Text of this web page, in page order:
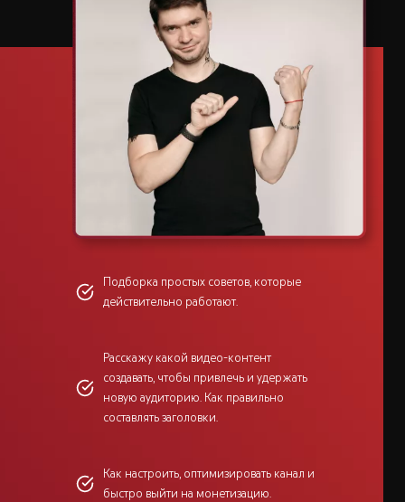
Подборка простых советов, которые
действительно работают.
Расскажу какой видео-контент
создавать, чтобы привлечь и удержать
новую аудиторию. Как правильно
составлять заголовки.
Как настроить, оптимизировать канал и
быстро выйти на монетизацию.